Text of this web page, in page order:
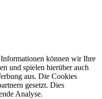
können wir Ihre
und spielen hierüber auch
aus. ​Die Cookies
gesetzt. Dies
Analyse.